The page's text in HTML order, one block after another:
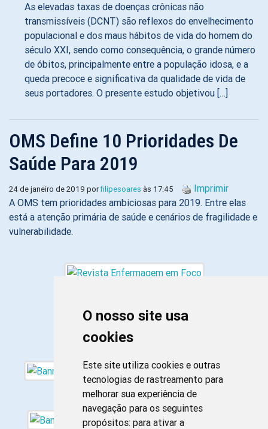
O nosso site usa
cookies
Este site utiliza cookies e outras
tecnologias de rastreamento para
melhorar sua experiência de
navegação para os seguintes
propósitos: para ativar a
As elevadas taxas de doenças crônicas não
transmissíveis (DCNT) são reflexos do envelhecimento
populacional e dos maus hábitos de vida do homem do
século XXI, sendo como consequência, o grande número
de óbitos, principalmente entre a população idosa, e a
queda precoce e significativa da qualidade de vida de
seus portadores. O presente estudo objetivou […]
OMS Define 10 Prioridades De
Saúde Para 2019
24 de janeiro de 2019 porfilipesoares às 17:45
Imprimir
A OMS tem prioridades ambiciosas para 2019. Entre elas
está a atenção primária de saúde e cenários de fragilidade e
vulnerabilidade.